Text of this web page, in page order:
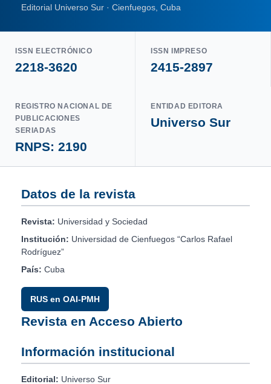
Editorial Universo Sur · Cienfuegos, Cuba
ISSN ELECTRÓNICO
2218-3620
ISSN IMPRESO
2415-2897
REGISTRO NACIONAL DE
PUBLICACIONES
SERIADAS
RNPS: 2190
ENTIDAD EDITORA
Universo Sur
Datos de la revista
Revista: Universidad y Sociedad
Institución: Universidad de Cienfuegos “Carlos Rafael
Rodríguez”
País: Cuba
RUS en OAI-PMH
Revista en Acceso Abierto
Información institucional
Editorial: Universo Sur